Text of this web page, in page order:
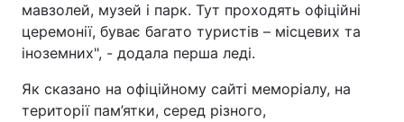
мавзолей, музей і парк. Тут проходять офіційні
церемонії, буває багато туристів – місцевих та
іноземних", - додала перша леді.
Як сказано на офіційному сайті меморіалу, на
території пам’ятки, серед різного,